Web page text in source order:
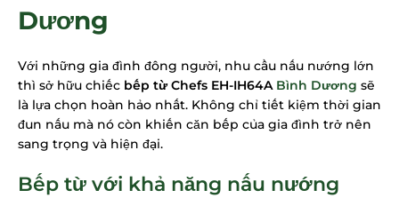
Dương
Với những gia đình đông người, nhu cầu nấu nướng lớn
thì sở hữu chiếc bếp từ Chefs EH-IH64A Bình Dương sẽ
là lựa chọn hoàn hảo nhất. Không chỉ tiết kiệm thời gian
đun nấu mà nó còn khiến căn bếp của gia đình trở nên
sang trọng và hiện đại.
Bếp từ với khả năng nấu nướng